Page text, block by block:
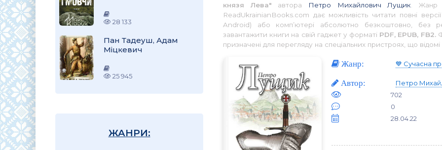
28 133
Пан Тадеуш, Адам
Міцкевич
25 945
ЖАНРИ:
князя Лева" автора Петро Михайлович Лущик .
ReadUkrainianBooks.com дає можливість читати повні
Android) або комп’ютері абсолютно безкоштовно, без
завантажити книги на свій гаджет у форматі PDF, EPUB, FB2.
призначені для перегляду на спеціальних пристроях, що
Жанр: 💙 Сучасна
Автор:
Петро
702
0
28.04.22